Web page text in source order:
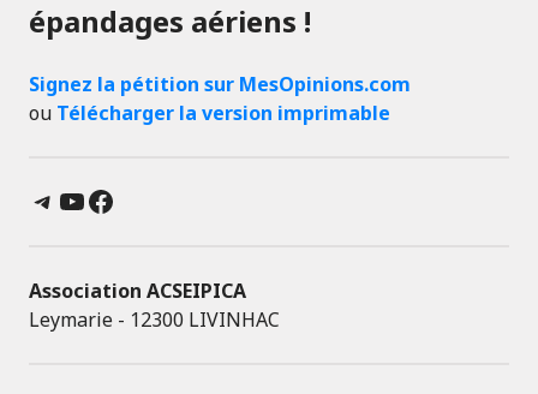
épandages aériens !
Signez la pétition sur MesOpinions.com
ou Télécharger la version imprimable
Telegram
YouTube
Facebook
Association ACSEIPICA
Leymarie - 12300 LIVINHAC